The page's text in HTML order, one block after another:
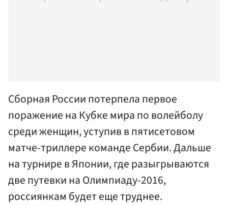
Сборная России потерпела первое
поражение на Кубке мира по волейболу
среди женщин, уступив в пятисетовом
матче-триллере команде Сербии. Дальше
на турнире в Японии, где разыгрываются
две путевки на Олимпиаду-2016,
россиянкам будет еще труднее.